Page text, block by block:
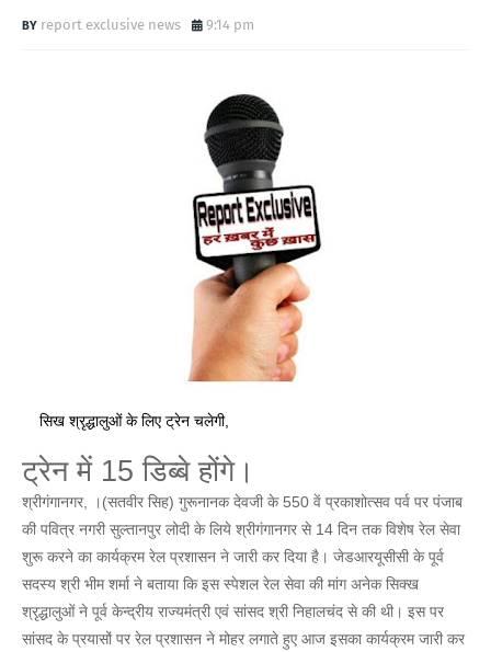
report exclusive news 9:14 pm
सिख श्रृद्धालुओं के लिए ट्रेन चलेगी,
ट्रेन में 15 डिब्बे होंगे।
श्रीगंगानगर, ।(सतवीर सिह) गुरूनानक देवजी के 550 वें प्रकाशोत्सव पर्व पर पंजाब
की पवित्र नगरी सुल्तानपुर लोदी के लिये श्रीगंगानगर से 14 दिन तक विशेष रेल सेवा
शुरू करने का कार्यक्रम रेल प्रशासन ने जारी कर दिया है। जेडआरयूसीसी के पूर्व
सदस्य श्री भीम शर्मा ने बताया कि इस स्पेशल रेल सेवा की मांग अनेक सिक्ख
श्रृद्धालुओं ने पूर्व केन्द्रीय राज्यमंत्री एवं सांसद श्री निहालचंद से की थी। इस पर
सांसद के प्रयासों पर रेल प्रशासन ने मोहर लगाते हुए आज इसका कार्यक्रम जारी कर